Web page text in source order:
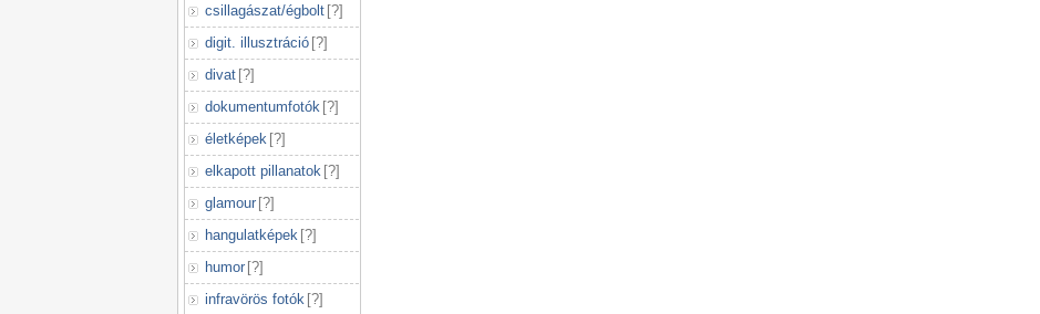
csillagászat/égbolt [?]
digit. illusztráció [?]
divat [?]
dokumentumfotók [?]
életképek [?]
elkapott pillanatok [?]
glamour [?]
hangulatképek [?]
humor [?]
infravörös fotók [?]